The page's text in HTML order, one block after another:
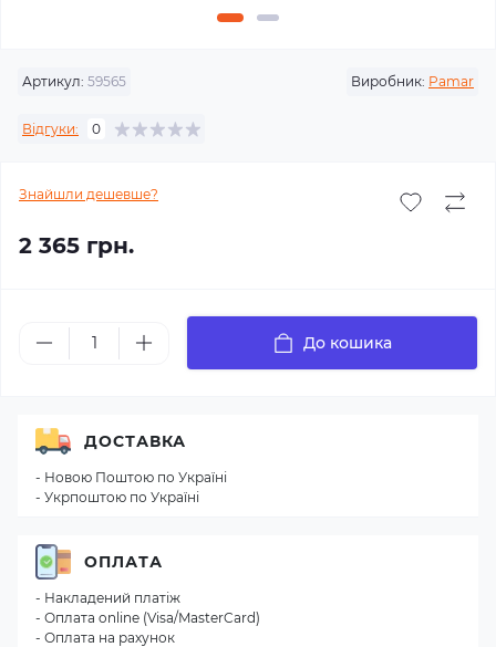
Артикул: 59565 Виробник: Pamar
Відгуки: 0
Знайшли дешевше?
2 365 грн.
До кошика
ДОСТАВКА
- Новою Поштою по Україні
- Укрпоштою по Україні
ОПЛАТА
- Накладений платіж
- Оплата online (Visa/MasterCard)
- Оплата на рахунок